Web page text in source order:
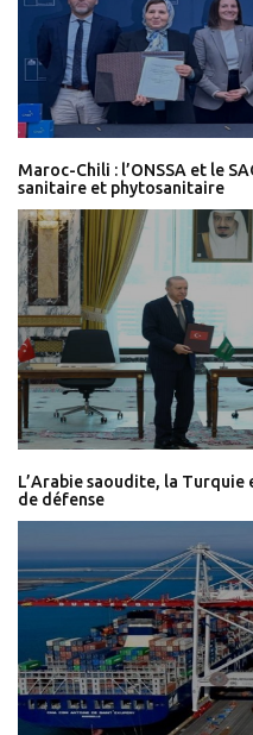
Maroc-Chili : l’ONSSA et le
sanitaire et phytosanitaire
L’Arabie saoudite, la
de défense